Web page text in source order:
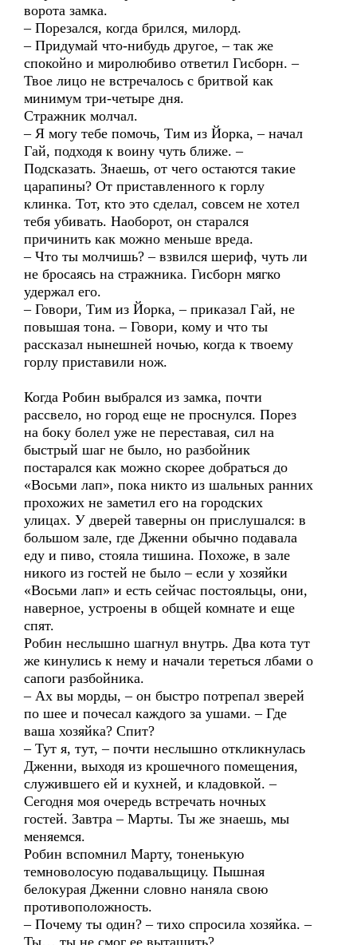
ворота замка.
– Порезался, когда брился, милорд.
– Придумай что-нибудь другое, – так же
спокойно и миролюбиво ответил Гисборн. –
Твое лицо не встречалось с бритвой как
минимум три-четыре дня.
Стражник молчал.
– Я могу тебе помочь, Тим из Йорка, – начал
Гай, подходя к воину чуть ближе. –
Подсказать. Знаешь, от чего остаются такие
царапины? От приставленного к горлу
клинка. Тот, кто это сделал, совсем не хотел
тебя убивать. Наоборот, он старался
причинить как можно меньше вреда.
– Что ты молчишь? – взвился шериф, чуть ли
не бросаясь на стражника. Гисборн мягко
удержал его.
– Говори, Тим из Йорка, – приказал Гай, не
повышая тона. – Говори, кому и что ты
рассказал нынешней ночью, когда к твоему
горлу приставили нож.
Когда Робин выбрался из замка, почти
рассвело, но город еще не проснулся. Порез
на боку болел уже не переставая, сил на
быстрый шаг не было, но разбойник
постарался как можно скорее добраться до
«Восьми лап», пока никто из шальных ранних
прохожих не заметил его на городских
улицах. У дверей таверны он прислушался: в
большом зале, где Дженни обычно подавала
еду и пиво, стояла тишина. Похоже, в зале
никого из гостей не было – если у хозяйки
«Восьми лап» и есть сейчас постояльцы, они,
наверное, устроены в общей комнате и еще
спят.
Робин неслышно шагнул внутрь. Два кота тут
же кинулись к нему и начали тереться лбами о
сапоги разбойника.
– Ах вы морды, – он быстро потрепал зверей
по шее и почесал каждого за ушами. – Где
ваша хозяйка? Спит?
– Тут я, тут, – почти неслышно откликнулась
Дженни, выходя из крошечного помещения,
служившего ей и кухней, и кладовкой. –
Сегодня моя очередь встречать ночных
гостей. Завтра – Марты. Ты же знаешь, мы
меняемся.
Робин вспомнил Марту, тоненькую
темноволосую подавальщицу. Пышная
белокурая Дженни словно наняла свою
противоположность.
– Почему ты один? – тихо спросила хозяйка. –
Ты… ты не смог ее вытащить?